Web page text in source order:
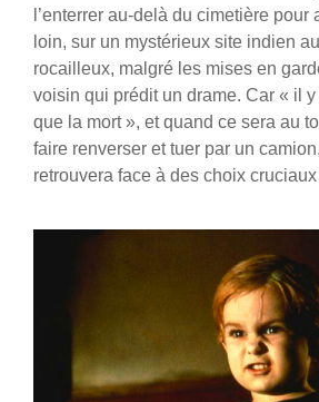
l’enterrer au-delà du cimetière
loin, sur un mystérieux site indien
rocailleux, malgré les mises en
voisin qui prédit un drame. Car « il
que la mort », et quand ce sera au
faire renverser et tuer par un
retrouvera face à des choix